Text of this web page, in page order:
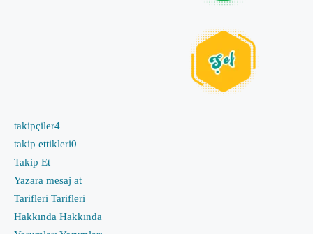
takipçiler4
takip ettikleri0
Takip Et
Yazara mesaj at
Tarifleri Tarifleri
Hakkında Hakkında